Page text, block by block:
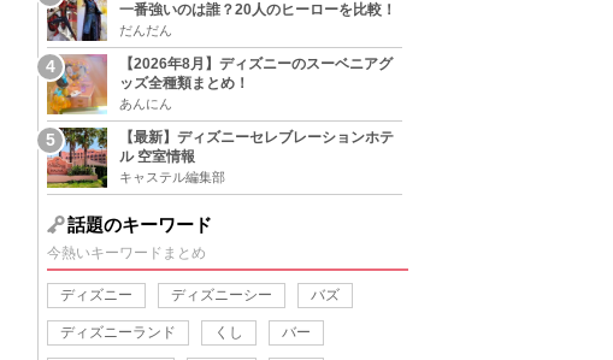
一番強いのは誰？20人のヒーローを比較！
だんだん
【2026年8月】ディズニーのスーベニアグ
ッズ全種類まとめ！
あんにん
【最新】ディズニーセレブレーションホテ
ル 空室情報
キャステル編集部
話題のキーワード
今熱いキーワードまとめ
ディズニー ディズニーシー バズ
ディズニーランド くし バー